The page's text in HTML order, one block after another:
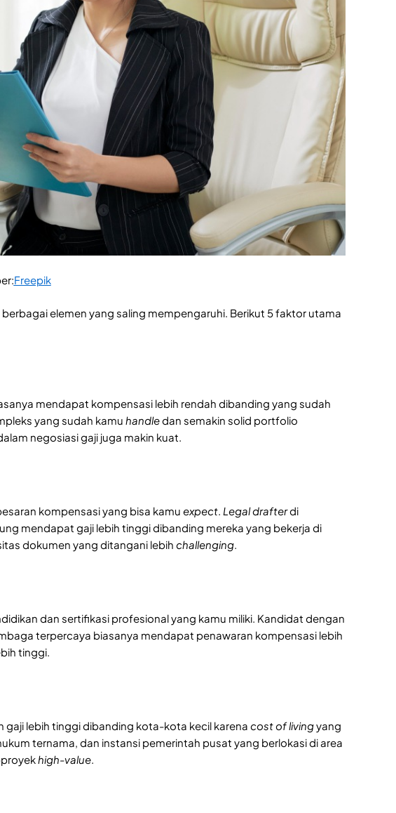
Freepik
elemen yang saling mempengaruhi. Berikut 5 faktor utama
mendapat kompensasi lebih rendah dibanding yang sudah
yang sudah kamu handledan semakin solid portfolio
negosiasi gaji juga makin kuat.
kompensasi yang bisa kamu expect. Legal drafterdi
mendapat gaji lebih tinggi dibanding mereka yang bekerja di
dokumen yang ditangani lebih challenging.
dan sertifikasi profesional yang kamu miliki. Kandidat dengan
terpercaya biasanya mendapat penawaran kompensasi lebih
tinggi.
gaji lebih tinggi dibanding kota-kota kecil karena cost of livingyang
ternama, dan instansi pemerintah pusat yang berlokasi di area
high-value.